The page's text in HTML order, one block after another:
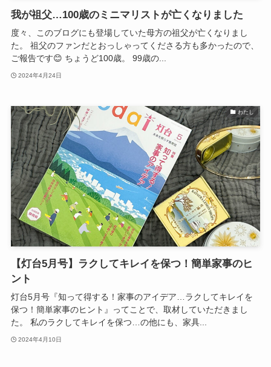
我が祖父…100歳のミニマリストが亡くなりました
度々、このブログにも登場していた母方の祖父が亡くなりまし
た。 祖父のファンだとおっしゃってくださる方も多かったので、
ご報告です😊 ちょうど100歳。 99歳の...
2024年4月24日
わたし
【灯台5月号】ラクしてキレイを保つ！簡単家事のヒ
ント
灯台5月号『知って得する！家事のアイデア…ラクしてキレイを
保つ！簡単家事のヒント』ってことで、取材していただきまし
た。 私のラクしてキレイを保つ…の他にも、家具...
2024年4月10日